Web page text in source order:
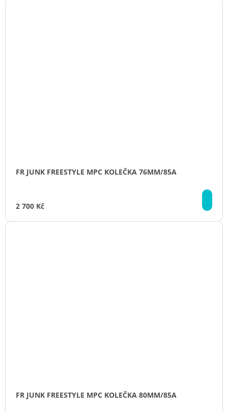
FR JUNK FREESTYLE MPC KOLEČKA 76MM/85A
2 700 Kč
FR JUNK FREESTYLE MPC KOLEČKA 80MM/85A